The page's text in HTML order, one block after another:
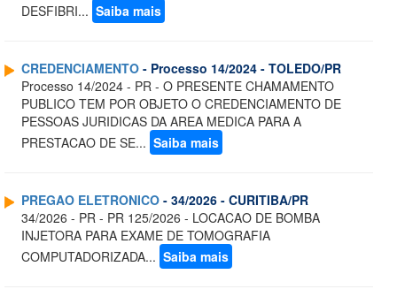
DESFIBRI... Saiba mais
CREDENCIAMENTO - Processo 14/2024 - TOLEDO/PR
Processo 14/2024 - PR - O PRESENTE CHAMAMENTO
PUBLICO TEM POR OBJETO O CREDENCIAMENTO DE
PESSOAS JURIDICAS DA AREA MEDICA PARA A
PRESTACAO DE SE... Saiba mais
PREGAO ELETRONICO - 34/2026 - CURITIBA/PR
34/2026 - PR - PR 125/2026 - LOCACAO DE BOMBA
INJETORA PARA EXAME DE TOMOGRAFIA
COMPUTADORIZADA... Saiba mais